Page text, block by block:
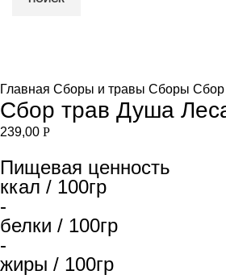
Главная Сборы и травы Сборы Сбор
Сбор трав Душа
239,00 Р
Пищевая ценность
ккал / 100гр
-
белки / 100гр
-
жиры / 100гр